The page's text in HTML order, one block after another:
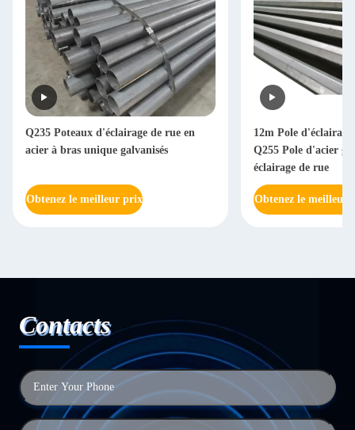
Q235 Poteaux d'éclairage de rue en
acier à bras unique galvanisés
Obtenez le meilleur prix
12m Pole
Q255 Pole d'acier
éclairage de rue
Obtenez le meilleur
Contacts